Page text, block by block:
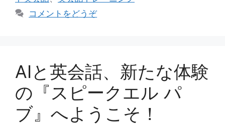
リ
ー
コメントをどうぞ
AIと英会話、新たな体験
の『スピークエル パ
ブ』へようこそ！